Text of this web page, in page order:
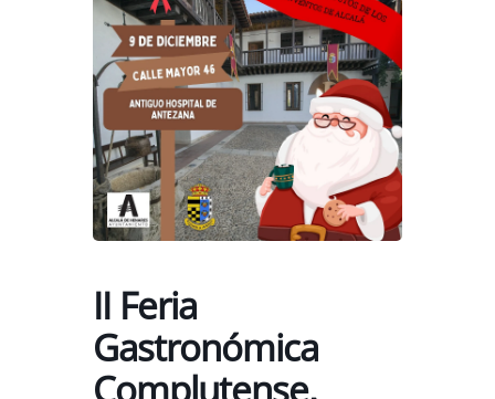
II Feria
Gastronómica